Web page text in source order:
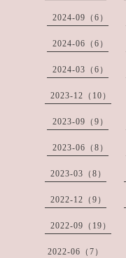
2024-09（6）
2024-06（6）
2024-03（6）
2023-12（10）
2023-09（9）
2023-06（8）
2023-03（8）
2022-12（9）
2022-09（19）
2022-06（7）